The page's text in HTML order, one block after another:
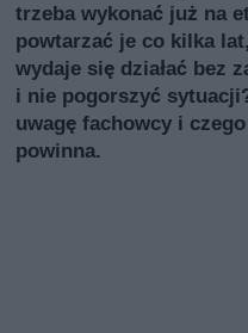
trzeba wykonać już na
powtarzać je co kilka
wydaje się działać bez
i nie pogorszyć
uwagę fachowcy i
powinna.